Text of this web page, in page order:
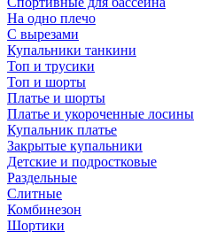
На одно плечо
С вырезами
Купальники танкини
Топ и трусики
Топ и шорты
Платье и шорты
Платье и укороченные лосины
Купальник платье
Закрытые купальники
Детские и подростковые
Раздельные
Слитные
Комбинезон
Шортики